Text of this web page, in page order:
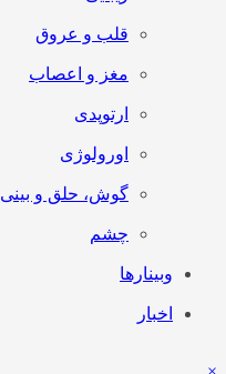
قلب و عروق
مغز و اعصاب
ارتوپدی
اورولوژی
گوش، حلق و بینی
چشم
وبینارها
اخبار